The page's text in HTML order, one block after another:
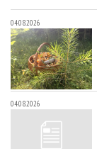
04.08.2026
04.08.2026